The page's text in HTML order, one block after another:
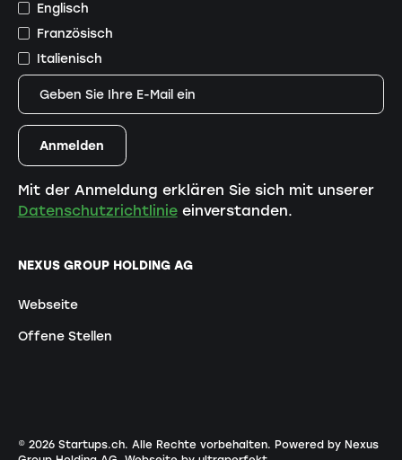
NEXUS GROUP HOLDING AG
Webseite
Offene Stellen
Englisch
Französisch
Italienisch
Mit der Anmeldung erklären Sie sich mit unserer
Datenschutzrichtlinieeinverstanden.
© 2026Startups.ch. Alle Rechte vorbehalten. Powered by Nexus